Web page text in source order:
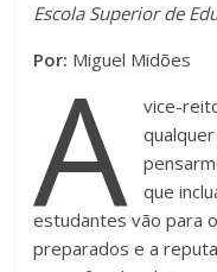
Escola Superior de
Por: Miguel Midões
A
vice-
que
estudantes vão para
preparados e a